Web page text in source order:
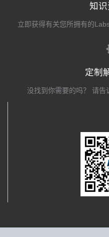
知
立即获得有关您所拥有的
定制
没找到你需要的吗？ 请告